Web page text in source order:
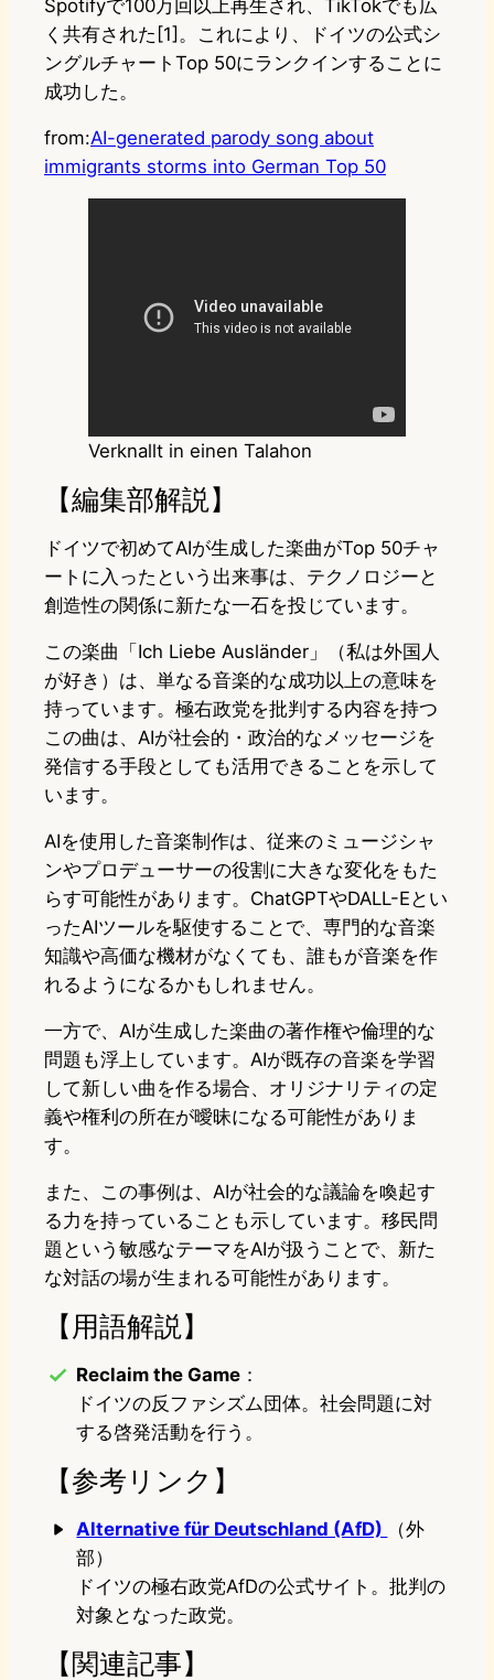
Spotifyで100万回以上再生され、TikTokでも広
く共有された[1]。これにより、ドイツの公式シ
ングルチャートTop 50にランクインすることに
成功した。
from:AI-generated parody song about
immigrants storms into German Top 50
Verknallt in einen Talahon
【編集部解説】
ドイツで初めてAIが生成した楽曲がTop 50チャ
ートに入ったという出来事は、テクノロジーと
創造性の関係に新たな一石を投じています。
この楽曲「Ich Liebe Ausländer」（私は外国人
が好き）は、単なる音楽的な成功以上の意味を
持っています。極右政党を批判する内容を持つ
この曲は、AIが社会的・政治的なメッセージを
発信する手段としても活用できることを示して
います。
AIを使用した音楽制作は、従来のミュージシャ
ンやプロデューサーの役割に大きな変化をもた
らす可能性があります。ChatGPTやDALL-Eとい
ったAIツールを駆使することで、専門的な音楽
知識や高価な機材がなくても、誰もが音楽を作
れるようになるかもしれません。
一方で、AIが生成した楽曲の著作権や倫理的な
問題も浮上しています。AIが既存の音楽を学習
して新しい曲を作る場合、オリジナリティの定
義や権利の所在が曖昧になる可能性がありま
す。
また、この事例は、AIが社会的な議論を喚起す
る力を持っていることも示しています。移民問
題という敏感なテーマをAIが扱うことで、新た
な対話の場が生まれる可能性があります。
【用語解説】
Reclaim the Game ：
ドイツの反ファシズム団体。社会問題に対
する啓発活動を行う。
【参考リンク】
Alternative für Deutschland (AfD)
（外
部）
ドイツの極右政党AfDの公式サイト。批判の
対象となった政党。
【関連記事】